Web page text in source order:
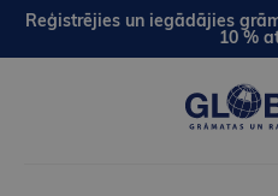
Reģistrējies un iegādājies
10 %